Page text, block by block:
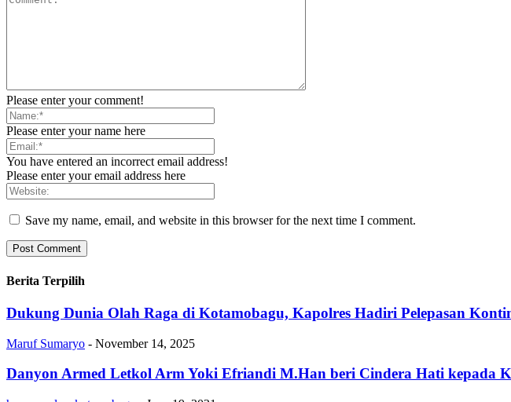
Please enter your comment!
Please enter your name here
You have entered an incorrect email address!
Please enter your email address here
Save my name, email, and website in this browser for the next time I comment.
Berita Terpilih
Dukung Dunia Olah Raga di Kotamobagu, Kapolres Hadiri Pelepasan
Maruf Sumaryo - November 14, 2025
Danyon Armed Letkol Arm Yoki Efriandi M.Han beri Cindera Hati kepada